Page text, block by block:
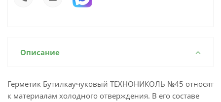
Описание
Герметик Бутилкаучуковый ТЕХНОНИКОЛЬ №45 относят
к материалам холодного отверждения. В его составе